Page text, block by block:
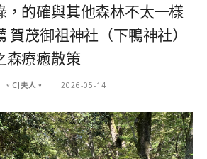
，的確與其他森林不太一樣
賀茂御祖神社（下鴨神社）
森療癒散策
。CJ夫人。 2026-05-14